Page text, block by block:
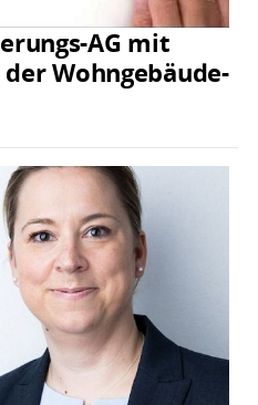
AG mit
Wohngebäude-